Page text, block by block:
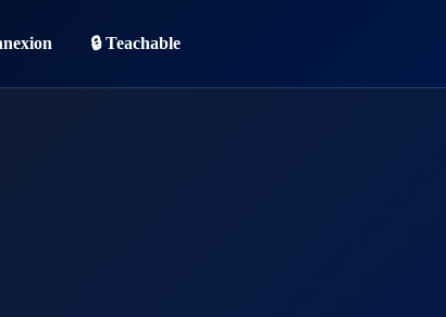
🔒 Teachable